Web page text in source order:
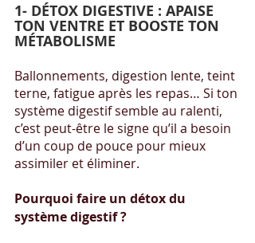
1️- DÉTOX DIGESTIVE : APAISE
TON VENTRE ET BOOSTE TON
MÉTABOLISME
Ballonnements, digestion lente, teint
terne, fatigue après les repas… Si ton
système digestif semble au ralenti,
c’est peut-être le signe qu’il a besoin
d’un coup de pouce pour mieux
assimiler et éliminer.
Pourquoi faire un détox du
système digestif ?